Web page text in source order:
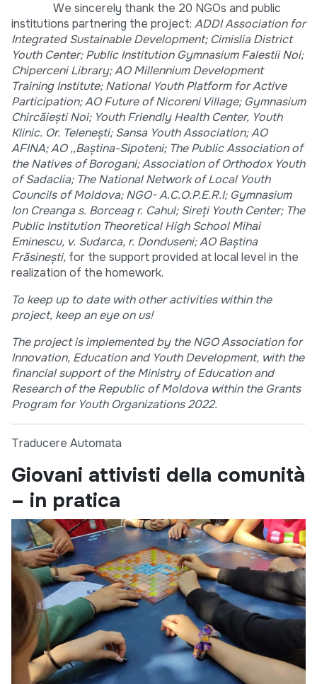
We sincerely thank the 20 NGOs and public
institutions partnering the project: ADDI Association for
Integrated Sustainable Development; Cimislia District
Youth Center; Public Institution Gymnasium Falestii Noi;
Chiperceni Library; AO Millennium Development
Training Institute; National Youth Platform for Active
Participation; AO Future of Nicoreni Village; Gymnasium
Chircăieşti Noi; Youth Friendly Health Center, Youth
Klinic. Or. Teleneşti; Sansa Youth Association; AO
AFINA; AO ,,Baștina-Sipoteni; The Public Association of
the Natives of Borogani; Association of Orthodox Youth
of Sadaclia; The National Network of Local Youth
Councils of Moldova; NGO- A.C.O.P.E.R.I; Gymnasium
Ion Creanga s. Borceag r. Cahul; Sireți Youth Center; The
Public Institution Theoretical High School Mihai
Eminescu, v. Sudarca, r. Donduseni; AO Baștina
Frăsinești, for the support provided at local level in the
realization of the homework.
To keep up to date with other activities within the
project, keep an eye on us!
The project is implemented by the NGO Association for
Innovation, Education and Youth Development, with the
financial support of the Ministry of Education and
Research of the Republic of Moldova within the Grants
Program for Youth Organizations 2022.
Traducere Automata
Giovani attivisti della comunità
– in pratica